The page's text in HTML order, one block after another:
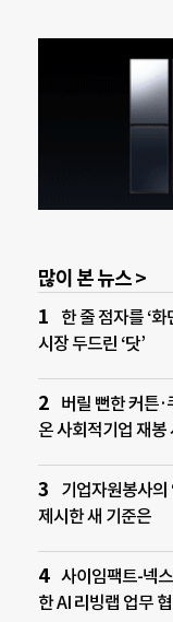
많이 본 뉴스 >
한 줄 점자를 ‘
시장 두드린 ‘닷’
버릴 뻔한 커튼
온 사회적기업 재봉
기업자원봉사의
제시한 새 기준은
사이임팩트-넥
한 AI 리빙랩 업무